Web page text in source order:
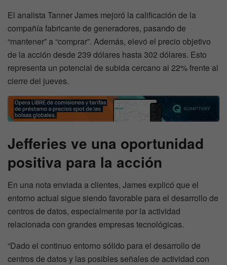
El analista Tanner James mejoró la calificación de la
compañía fabricante de generadores, pasando de
“mantener” a “comprar”. Además, elevó el precio objetivo
de la acción desde 239 dólares hasta 302 dólares. Esto
representa un potencial de subida cercano al 22% frente al
cierre del jueves.
Jefferies ve una oportunidad
positiva para la acción
En una nota enviada a clientes, James explicó que el
entorno actual sigue siendo favorable para el desarrollo de
centros de datos, especialmente por la actividad
relacionada con grandes empresas tecnológicas.
“Dado el continuo entorno sólido para el desarrollo de
centros de datos y las posibles señales de actividad con